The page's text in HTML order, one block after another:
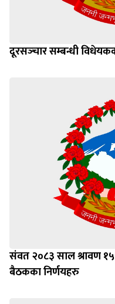
दूरसञ्‍चार सम्बन्धी
संवत २०८३ साल श्रावण
बैठकका निर्णयहरु